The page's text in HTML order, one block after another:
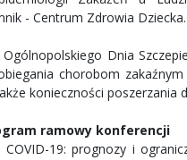
- Centrum Zdrowia Dziecka.
Dnia
chorobom
konieczności
ramowy konferencji
19: prognozy i